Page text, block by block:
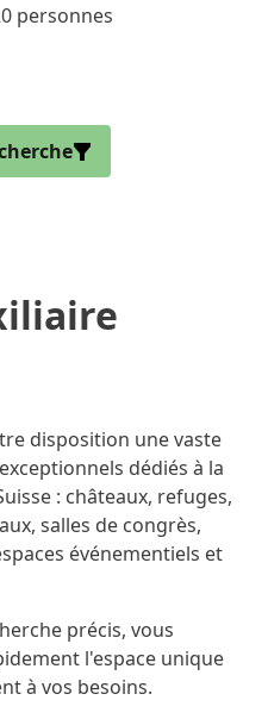
personnes
disposition une vaste
dédiés à la
: châteaux, refuges,
salles de congrès,
événementiels et
précis, vous
l'espace unique
à vos besoins.